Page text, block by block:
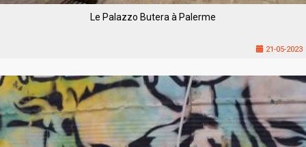
Le Palazzo Butera à Palerme
21-05-2023